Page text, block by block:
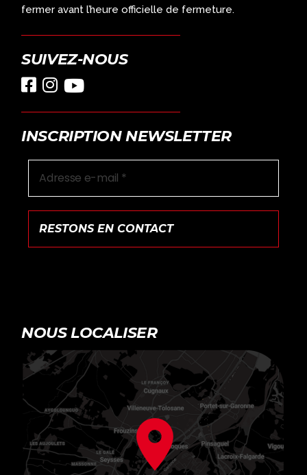
fermer avant l’heure officielle de fermeture.
SUIVEZ-NOUS
INSCRIPTION NEWSLETTER
NOUS LOCALISER